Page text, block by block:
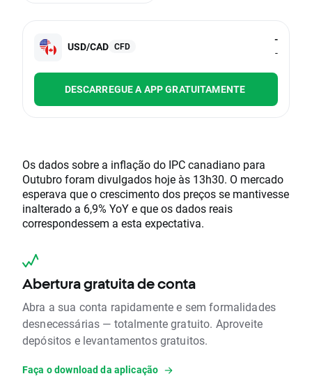
USD/CAD CFD
-
-
DESCARREGUE A APP GRATUITAMENTE
Os dados sobre a inflação do IPC canadiano para
Outubro foram divulgados hoje às 13h30. O mercado
esperava que o crescimento dos preços se mantivesse
inalterado a 6,9% YoY e que os dados reais
correspondessem a esta expectativa.
Abertura gratuita de conta
Abra a sua conta rapidamente e sem formalidades
desnecessárias — totalmente gratuito. Aproveite
depósitos e levantamentos gratuitos.
Faça o download da aplicação